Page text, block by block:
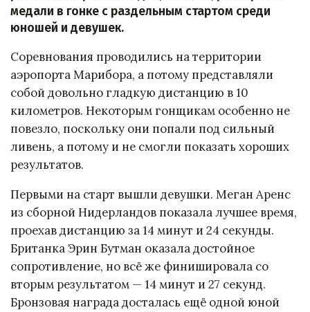
медали в гонке с раздельным стартом среди
юношей и девушек.
Соревнования проводились на территории
аэропорта Марибора, а потому представляли
собой довольно гладкую дистанцию в 10
километров. Некоторым гонщикам особенно не
повезло, поскольку они попали под сильный
ливень, а потому и не смогли показать хороших
результатов.
Первыми на старт вышли девушки. Меган Аренс
из сборной Нидерландов показала лучшее время,
проехав дистанцию за 14 минут и 24 секунды.
Британка Эрин Бутман оказала достойное
сопротивление, но всё же финишировала со
вторым результатом — 14 минут и 27 секунд.
Бронзовая награда досталась ещё одной юной